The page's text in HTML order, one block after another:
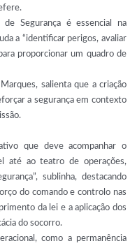
Segurança é essencial na
a “identificar perigos, avaliar
proporcionar um quadro de
salienta que a criação
a segurança em contexto
que deve acompanhar o
até ao teatro de operações,
sublinha, destacando
do comando e controlo nas
da lei e a aplicação dos
do socorro.
como a permanência